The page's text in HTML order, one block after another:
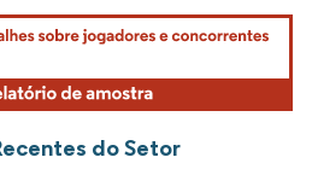
reuso requer atribuição conforme CC BY 4.0.
do Setor